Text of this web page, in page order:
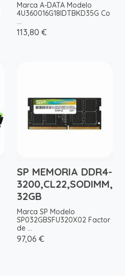
Marca A-DATA Modelo
4U360016G18IDTBKD35G Co
...
113,80 €
SP MEMORIA DDR4-
3200,CL22,SODIMM,
32GB
Marca SP Modelo
SP032GBSFU320X02 Factor
de ...
97,06 €